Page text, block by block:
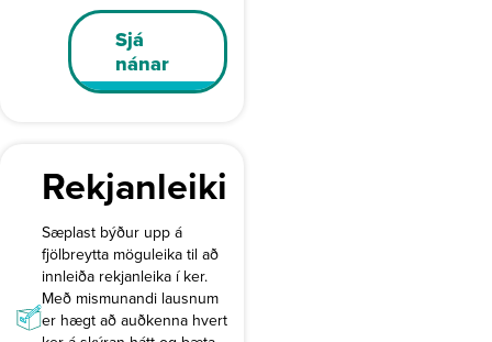
Sjá
nánar
Rekjanleiki
Sæplast býður upp á
fjölbreytta möguleika til að
innleiða rekjanleika í ker.
Með mismunandi lausnum
er hægt að auðkenna hvert